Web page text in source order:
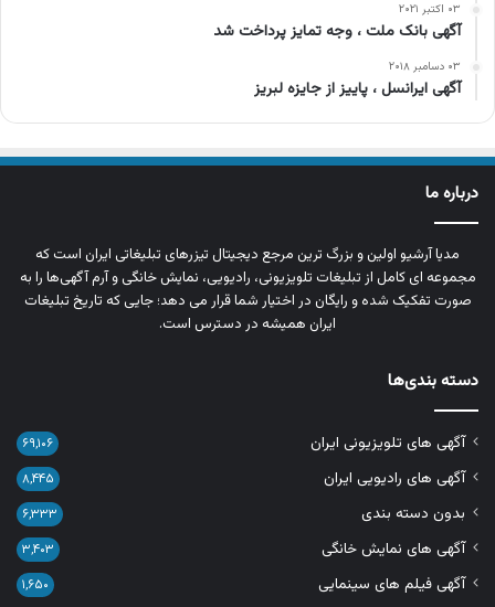
۰۳ اکتبر ۲۰۲۱
آگهی بانک ملت ، وجه تمایز پرداخت شد
۰۳ دسامبر ۲۰۱۸
آگهی ایرانسل ، پاییز از جایزه لبریز
درباره ما
مدیا آرشیو اولین و بزرگ‌ ترین مرجع دیجیتال تیزرهای تبلیغاتی ایران است که
مجموعه‌ ای کامل از تبلیغات تلویزیونی، رادیویی، نمایش خانگی و آرم‌ آگهی‌ها را به‌
صورت تفکیک‌ شده و رایگان در اختیار شما قرار می‌ دهد؛ جایی که تاریخ تبلیغات
ایران همیشه در دسترس است.
دسته بندی‌ها
آگهی های تلویزیونی ایران ۶۹,۱۰۶
آگهی های رادیویی ایران ۸,۴۴۵
بدون دسته بندی ۶,۳۳۳
آگهی های نمایش خانگی ۳,۴۰۳
آگهی فیلم های سینمایی ۱,۶۵۰